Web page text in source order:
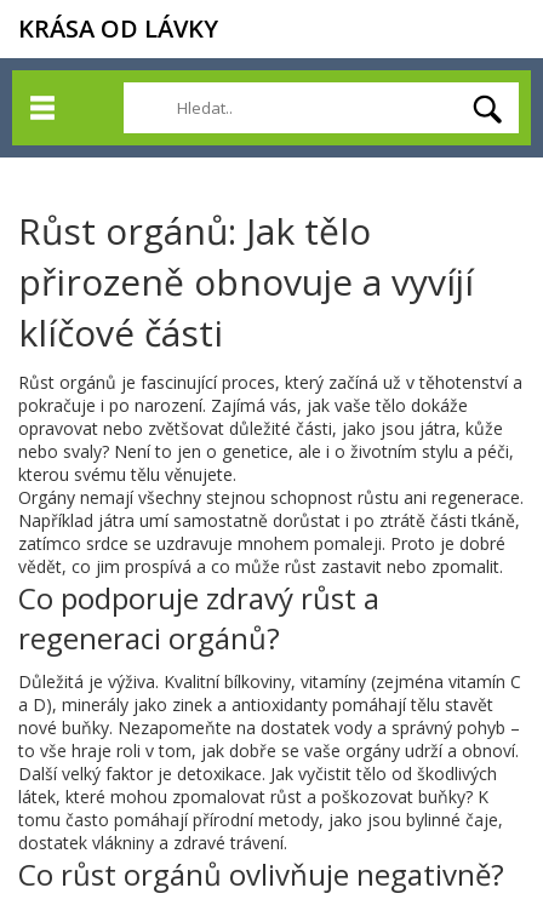
KRÁSA OD LÁVKY
Růst orgánů: Jak tělo
přirozeně obnovuje a vyvíjí
klíčové části
Růst orgánů je fascinující proces, který začíná už v těhotenství a
pokračuje i po narození. Zajímá vás, jak vaše tělo dokáže
opravovat nebo zvětšovat důležité části, jako jsou játra, kůže
nebo svaly? Není to jen o genetice, ale i o životním stylu a péči,
kterou svému tělu věnujete.
Orgány nemají všechny stejnou schopnost růstu ani regenerace.
Například játra umí samostatně dorůstat i po ztrátě části tkáně,
zatímco srdce se uzdravuje mnohem pomaleji. Proto je dobré
vědět, co jim prospívá a co může růst zastavit nebo zpomalit.
Co podporuje zdravý růst a
regeneraci orgánů?
Důležitá je výživa. Kvalitní bílkoviny, vitamíny (zejména vitamín C
a D), minerály jako zinek a antioxidanty pomáhají tělu stavět
nové buňky. Nezapomeňte na dostatek vody a správný pohyb –
to vše hraje roli v tom, jak dobře se vaše orgány udrží a obnoví.
Další velký faktor je detoxikace. Jak vyčistit tělo od škodlivých
látek, které mohou zpomalovat růst a poškozovat buňky? K
tomu často pomáhají přírodní metody, jako jsou bylinné čaje,
dostatek vlákniny a zdravé trávení.
Co růst orgánů ovlivňuje negativně?